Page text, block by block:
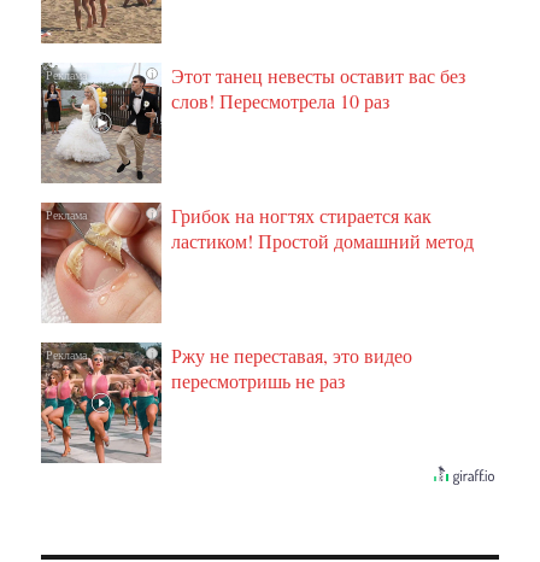
i
Этот танец невесты оставит вас без
слов! Пересмотрела 10 раз
i
Грибок на ногтях стирается как
ластиком! Простой домашний метод
i
Ржу не переставая, это видео
пересмотришь не раз